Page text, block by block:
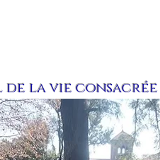
la vie consacrée